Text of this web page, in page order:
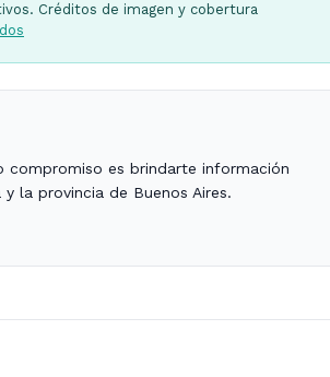
Créditos de imagen y cobertura
compromiso es brindarte información
la provincia de Buenos Aires.